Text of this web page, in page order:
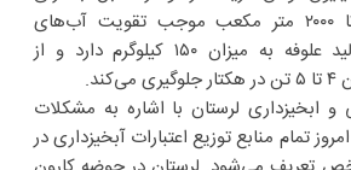
هر هکتار بین ۵۰۰ تا ۲۰۰۰ متر مکعب موجب تقویت آب‌های
زیرزمینی می‌شود، تولید علوفه به میزان ۱۵۰ کیلوگرم دارد و از
ابخیزداری لرستان با اشاره به مشکلات
تمام منابع توزیع اعتبارات آبخیزداری در